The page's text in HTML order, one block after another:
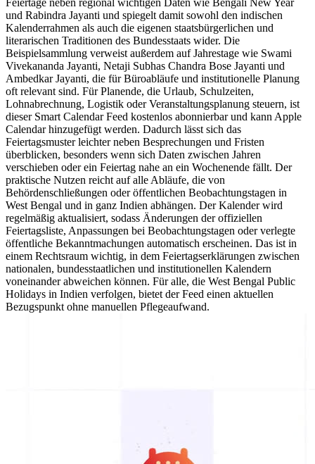
Feiertage neben regional wichtigen Daten wie Bengali New Year
und Rabindra Jayanti und spiegelt damit sowohl den indischen
Kalenderrahmen als auch die eigenen staatsbürgerlichen und
literarischen Traditionen des Bundesstaats wider. Die
Beispielsammlung verweist außerdem auf Jahrestage wie Swami
Vivekananda Jayanti, Netaji Subhas Chandra Bose Jayanti und
Ambedkar Jayanti, die für Büroabläufe und institutionelle Planung
oft relevant sind. Für Planende, die Urlaub, Schulzeiten,
Lohnabrechnung, Logistik oder Veranstaltungsplanung steuern, ist
dieser Smart Calendar Feed kostenlos abonnierbar und kann Apple
Calendar hinzugefügt werden. Dadurch lässt sich das
Feiertagsmuster leichter neben Besprechungen und Fristen
überblicken, besonders wenn sich Daten zwischen Jahren
verschieben oder ein Feiertag nahe an ein Wochenende fällt. Der
praktische Nutzen reicht auf alle Abläufe, die von
Behördenschließungen oder öffentlichen Beobachtungstagen in
West Bengal und in ganz Indien abhängen. Der Kalender wird
regelmäßig aktualisiert, sodass Änderungen der offiziellen
Feiertagsliste, Anpassungen bei Beobachtungstagen oder verlegte
öffentliche Bekanntmachungen automatisch erscheinen. Das ist in
einem Rechtsraum wichtig, in dem Feiertagserklärungen zwischen
nationalen, bundesstaatlichen und institutionellen Kalendern
voneinander abweichen können. Für alle, die West Bengal Public
Holidays in Indien verfolgen, bietet der Feed einen aktuellen
Bezugspunkt ohne manuellen Pflegeaufwand.